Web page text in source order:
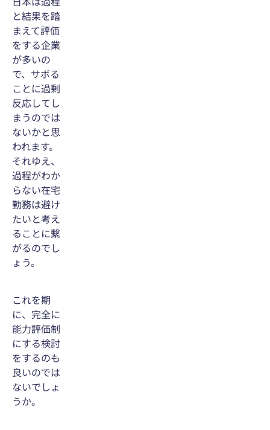
と結果を踏
まえて評価
をする企業
が多いの
で、サボる
ことに過剰
反応してし
まうのでは
ないかと思
われます。
それゆえ、
過程がわか
らない在宅
勤務は避け
たいと考え
ることに繋
がるのでし
ょう。
これを期
に、完全に
能力評価制
にする検討
をするのも
良いのでは
ないでしょ
うか。